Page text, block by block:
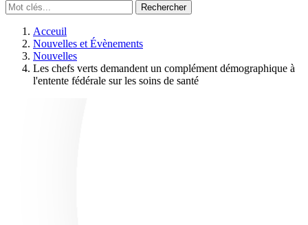
Acceuil
Nouvelles et Évènements
Nouvelles
Les chefs verts demandent un complément démographique à
l'entente fédérale sur les soins de santé